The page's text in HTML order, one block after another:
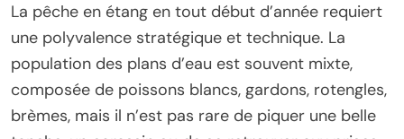
La pêche en étang en tout début d’année requiert
une polyvalence stratégique et technique. La
population des plans d’eau est souvent mixte,
composée de poissons blancs, gardons, rotengles,
brèmes, mais il n’est pas rare de piquer une belle